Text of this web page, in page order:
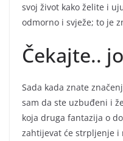
svoj život kako želite i
odmorno i svježe; to je
Čekajte..
Sada kada znate
sam da ste uzbuđeni i
koja druga fantazija o
zahtijevat će strpljenje